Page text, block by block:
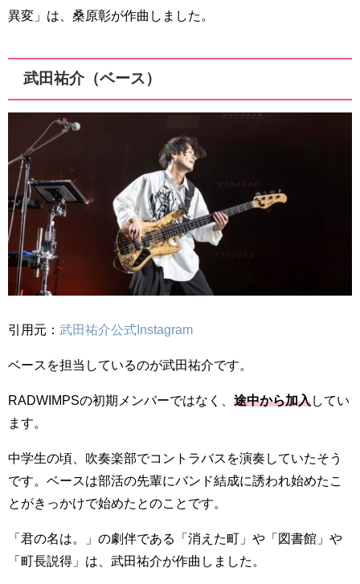
異変」は、桑原彰が作曲しました。
武田祐介（ベース）
引用元： 武田祐介公式Instagram
ベースを担当しているのが武田祐介です。
RADWIMPSの初期メンバーではなく、 途中から加入してい
ます。
中学生の頃、吹奏楽部でコントラバスを演奏していたそう
です。ベースは部活の先輩にバンド結成に誘われ始めたこ
とがきっかけで始めたとのことです。
「君の名は。」の劇伴である「消えた町」や「図書館」や
「町長説得」は、武田祐介が作曲しました。